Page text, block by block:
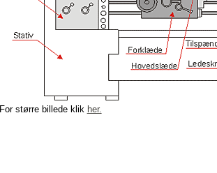
For større billede klik her.